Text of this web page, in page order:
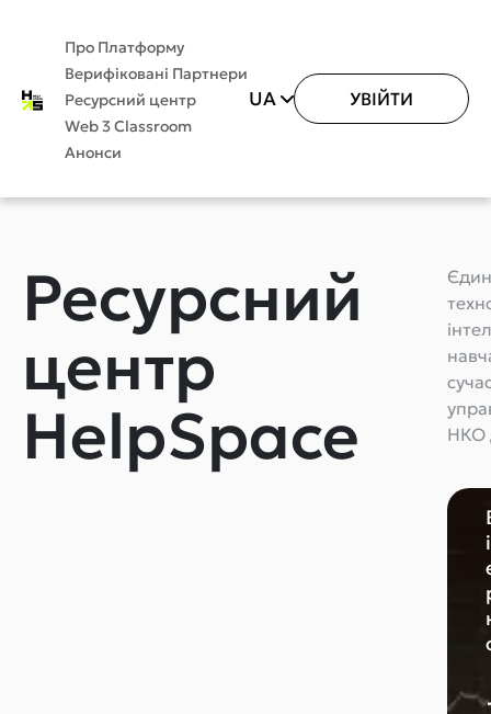
Про Платформу
Верифіковані Партнери
Ресурсний центр
Web 3 Classroom
Анонси
UA УВІЙТИ
Ресурсний
центр
HelpSpace
НКО